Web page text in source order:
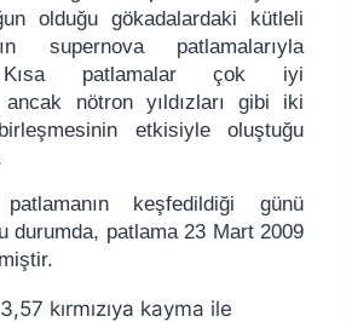
olduğu gökadalardaki kütleli
supernova patlamalarıyla
Kısa patlamalar çok iyi
ancak nötron yıldızları gibi iki
etkisiyle oluştuğu
keşfedildiği günü
durumda, patlama 23 Mart 2009
kırmızıya kayma ile